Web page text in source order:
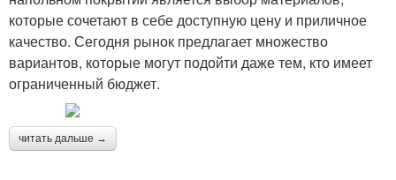
которые сочетают в себе доступную цену и приличное
качество. Сегодня рынок предлагает множество
вариантов, которые могут подойти даже тем, кто имеет
ограниченный бюджет.
читать дальше →